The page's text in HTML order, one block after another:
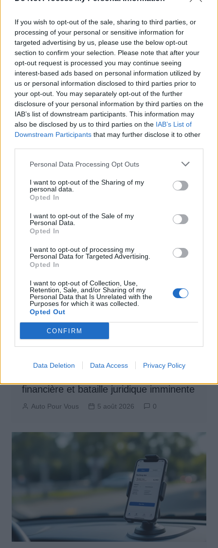
If you wish to opt-out of the sale, sharing to third parties, or
processing of your personal or sensitive information for
targeted advertising by us, please use the below opt-out
section to confirm your selection. Please note that after your
opt-out request is processed you may continue seeing
interest-based ads based on personal information utilized by
us or personal information disclosed to third parties prior to
your opt-out. You may separately opt-out of the further
disclosure of your personal information by third parties on the
IAB’s list of downstream participants. This information may
also be disclosed by us to third parties on the IAB’s List of
Downstream Participants that may further disclose it to other
Personal Data Processing Opt Outs
I want to opt-out of the Sharing of my
personal data.
Opted In
I want to opt-out of the Sale of my
Personal Data.
Opted In
I want to opt-out of processing my
Personal Data for Targeted Advertising.
Opted In
I want to opt-out of Collection, Use,
Retention, Sale, and/or Sharing of my
Personal Data that Is Unrelated with the
Purposes for which it was collected.
Opted Out
CONFIRM
Data Deletion Data Access Privacy Policy
Pourquoi le bouton start/stop disparaît
des voitures électriques
financière et bataille juridique imminente
Auto Pour Vous 5 août 2026 0